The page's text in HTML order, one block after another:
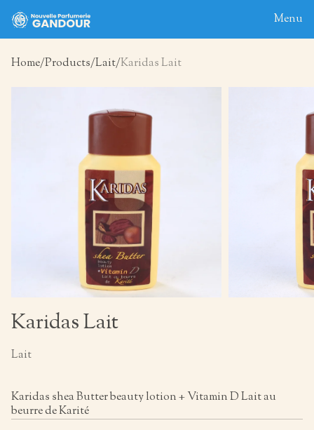
Menu
About
Blog
Products
Contact
Home Products Lait Karidas Lait
Karidas Lait
Lait
Karidas shea Butter beauty lotion + Vitamin D Lait au
beurre de Karité